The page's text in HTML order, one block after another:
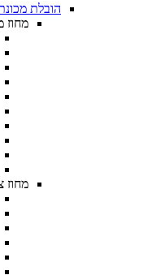
הובלת
מחוז
מחוז